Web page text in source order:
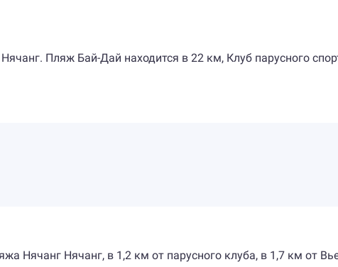
Пляж Бай-Дай находится в 22 км, Клуб парусного
Нячанг Нячанг, в 1,2 км от парусного клуба, в 1,7 км от